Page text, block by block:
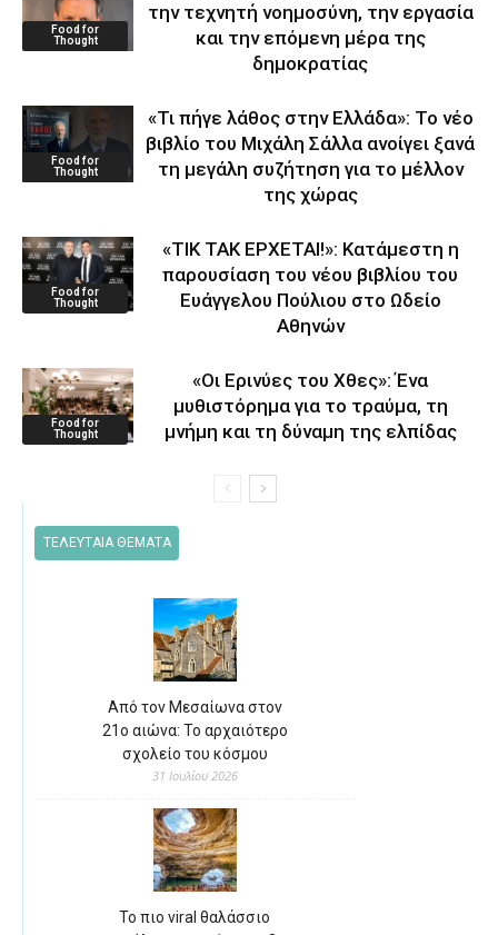
Food for
Thought
την τεχνητή νοημοσύνη, την εργασία
και την επόμενη μέρα της
δημοκρατίας
Food for
Thought
«Τι πήγε λάθος στην Ελλάδα»: Το νέο
βιβλίο του Μιχάλη Σάλλα ανοίγει ξανά
τη μεγάλη συζήτηση για το μέλλον
της χώρας
Food for
Thought
«ΤΙΚ ΤΑΚ ΕΡΧΕΤΑΙ!»: Κατάμεστη η
παρουσίαση του νέου βιβλίου του
Ευάγγελου Πούλιου στο Ωδείο
Αθηνών
Food for
Thought
«Οι Ερινύες του Χθες»: Ένα
μυθιστόρημα για το τραύμα, τη
μνήμη και τη δύναμη της ελπίδας
ΤΕΛΕΥΤΑΙΑ ΘΕΜΑΤΑ
Από τον Μεσαίωνα στον
21ο αιώνα: Το αρχαιότερο
σχολείο του κόσμου
31 Ιουλίου 2026
Το πιο viral θαλάσσιο